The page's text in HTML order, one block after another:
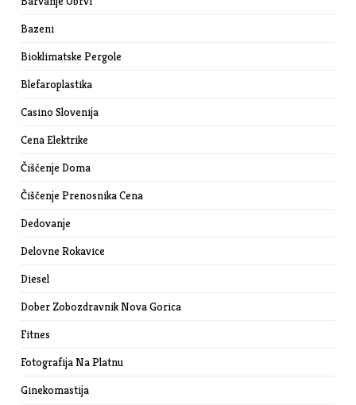
Bazeni
Bioklimatske Pergole
Blefaroplastika
Casino Slovenija
Cena Elektrike
Čiščenje Doma
Čiščenje Prenosnika Cena
Dedovanje
Delovne Rokavice
Diesel
Dober Zobozdravnik Nova Gorica
Fitnes
Fotografija Na Platnu
Ginekomastija